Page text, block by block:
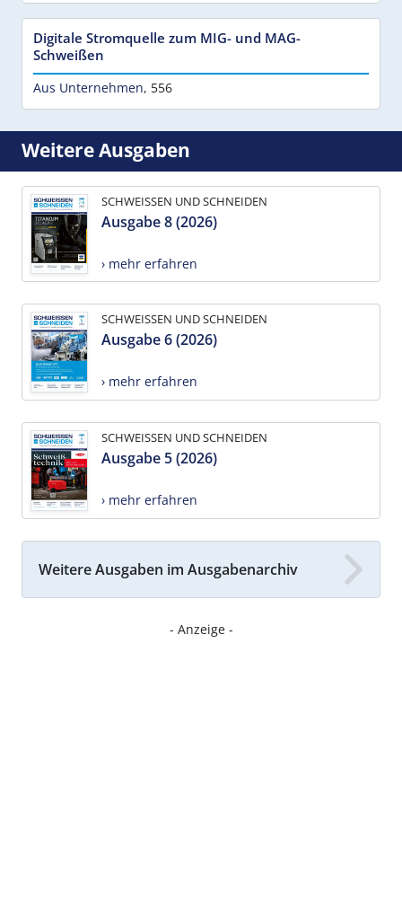
Digitale Stromquelle zum MIG- und MAG-
Schweißen
Aus Unternehmen, 556
Weitere Ausgaben
SCHWEISSEN UND SCHNEIDEN
Ausgabe 8 (2026)
› mehr erfahren
SCHWEISSEN UND SCHNEIDEN
Ausgabe 6 (2026)
› mehr erfahren
SCHWEISSEN UND SCHNEIDEN
Ausgabe 5 (2026)
› mehr erfahren
Weitere Ausgaben im Ausgabenarchiv
- Anzeige -